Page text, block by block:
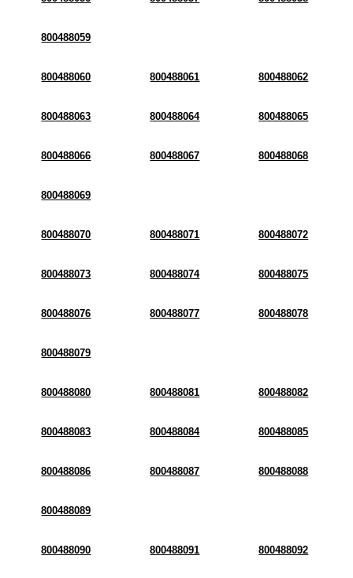
800488059
800488060 800488061 800488062
800488063 800488064 800488065
800488066 800488067 800488068
800488069
800488070 800488071 800488072
800488073 800488074 800488075
800488076 800488077 800488078
800488079
800488080 800488081 800488082
800488083 800488084 800488085
800488086 800488087 800488088
800488089
800488090 800488091 800488092